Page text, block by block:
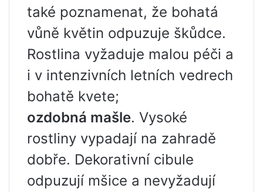
také poznamenat, že bohatá
vůně květin odpuzuje škůdce.
Rostlina vyžaduje malou péči a
i v intenzivních letních vedrech
bohatě kvete;
ozdobná mašle. Vysoké
rostliny vypadají na zahradě
dobře. Dekorativní cibule
odpuzují mšice a nevyžadují